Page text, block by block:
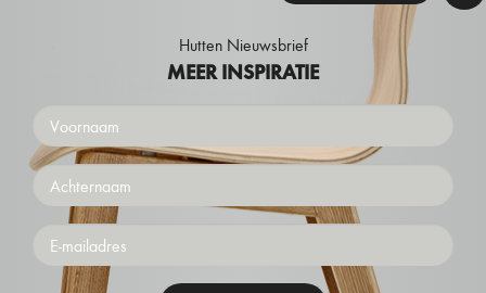
Hutten Nieuwsbrief
MEER INSPIRATIE
Voornaam
Achternaam
Emailaddress